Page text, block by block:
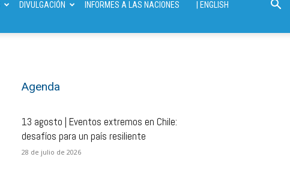
DIVULGACIÓN INFORMES A LAS NACIONES | ENGLISH
Agenda
13 agosto | Eventos extremos en Chile:
desafíos para un país resiliente
28 de julio de 2026